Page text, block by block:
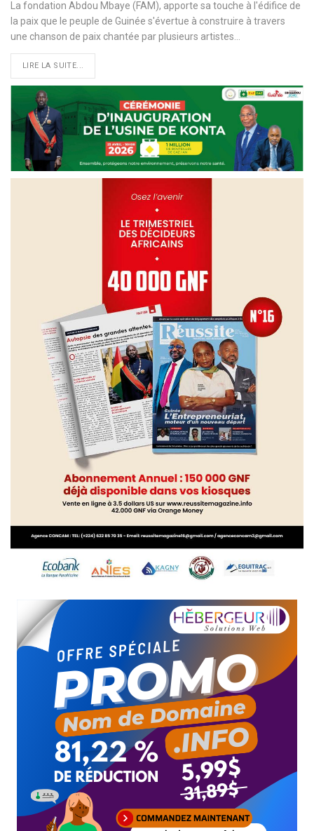
La fondation Abdou Mbaye (FAM), apporte sa touche à l'édifice de
la paix que le peuple de Guinée s'évertue à construire à travers
une chanson de paix chantée par plusieurs artistes…
LIRE LA SUITE...